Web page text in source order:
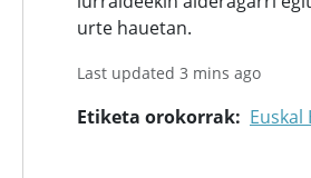
urte hauetan.
Last updated 3 mins ago
Etiketa orokorrak Euskal